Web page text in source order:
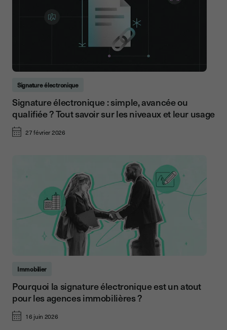
Signature électronique
Signature électronique : simple, avancée ou
qualifiée ? Tout savoir sur les niveaux et leur usage
27 février 2026
Immobilier
Pourquoi la signature électronique est un atout
pour les agences immobilières ?
16 juin 2026